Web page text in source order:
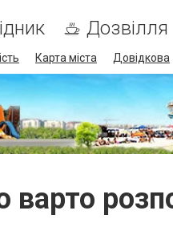
Дозвілля
Карта міста Довідкова
варто